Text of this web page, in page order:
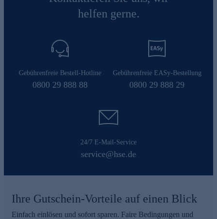
helfen gerne.
Gebührenfreie Bestell-Hotline
0800 29 888 88
Gebührenfreie EASy-Bestellung
0800 29 888 29
24/7 E-Mail-Service
service@hse.de
Ihre Gutschein-Vorteile auf einen Blick
Einfach einlösen und sofort sparen. Faire Bedingungen und